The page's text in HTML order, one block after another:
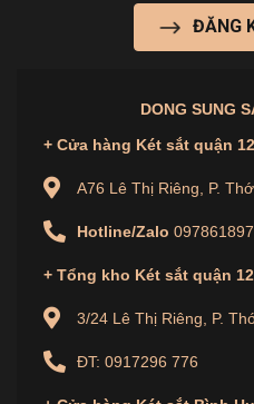
3.3. Văn Phòng Và
văn phòng hoặc doanh
quan trọng, hợp đồng, và
Lợi Ích Khi Mua
DongSungSafes.com
4.1. Chính Hãng, Chất
Dong Sunglà
vượt trội.
DONG SUNG
+ Cửa hàng Két sắt quận 12
A76 Lê Thị Riêng, P.
Hotline/Zalo
+ Tổng kho Két sắt quận 12
3/24 Lê Thị Riêng, P.
ĐT: 0917296 776
ĐĂNG